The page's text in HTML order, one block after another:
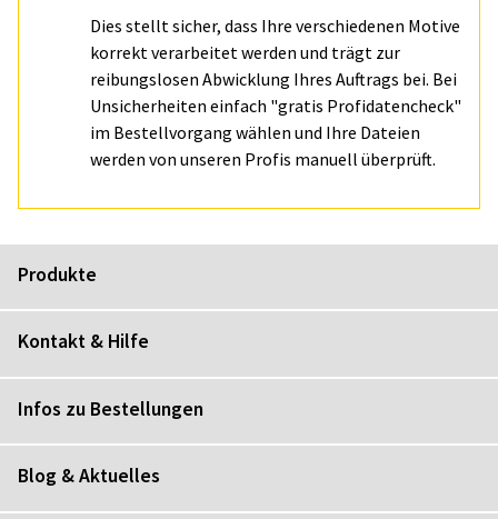
Dies stellt sicher, dass Ihre verschiedenen Motive
korrekt verarbeitet werden und trägt zur
reibungslosen Abwicklung Ihres Auftrags bei. Bei
Unsicherheiten einfach "gratis Profidatencheck"
im Bestellvorgang wählen und Ihre Dateien
werden von unseren Profis manuell überprüft.
Produkte
Kontakt & Hilfe
Infos zu Bestellungen
Blog & Aktuelles